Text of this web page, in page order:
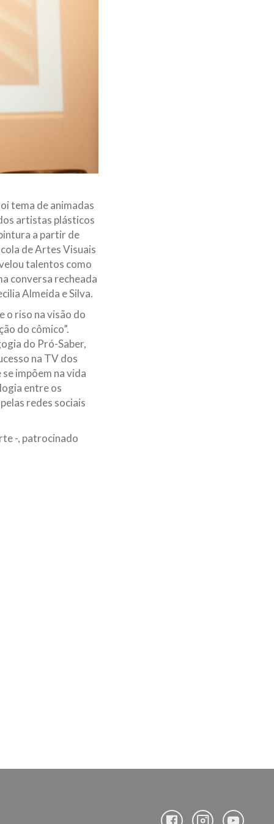
tema de animadas
artistas plásticos
a partir de
de Artes Visuais
talentos como
conversa recheada
Almeida e Silva.
o riso na visão do
do cômico”.
do Pró-Saber,
na TV dos
impõem na vida
entre os
redes sociais
-, patrocinado